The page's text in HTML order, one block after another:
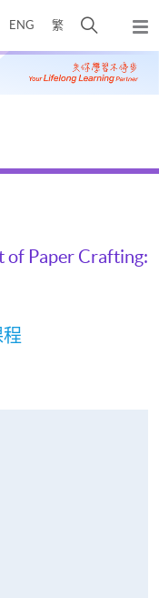
ENG 繁
开
搜
寻
弹
出
主
of Paper Crafting: